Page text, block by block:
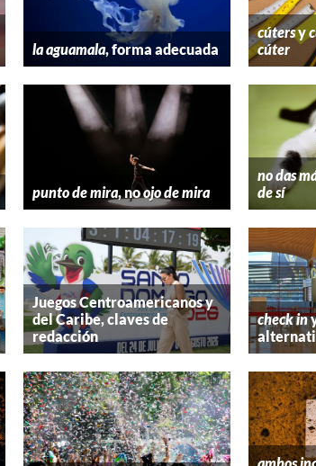
la aguamala, forma adecuada
cútersy
cúter
punto de mira, noojo de mira
no das
de sí
Juegos Centroamericanos y
del Caribe, claves de
redacción
check in